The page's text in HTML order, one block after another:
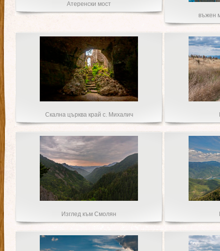
Атеренски мост
въжен
Скална църква край с. Михалич
Изглед към Смолян